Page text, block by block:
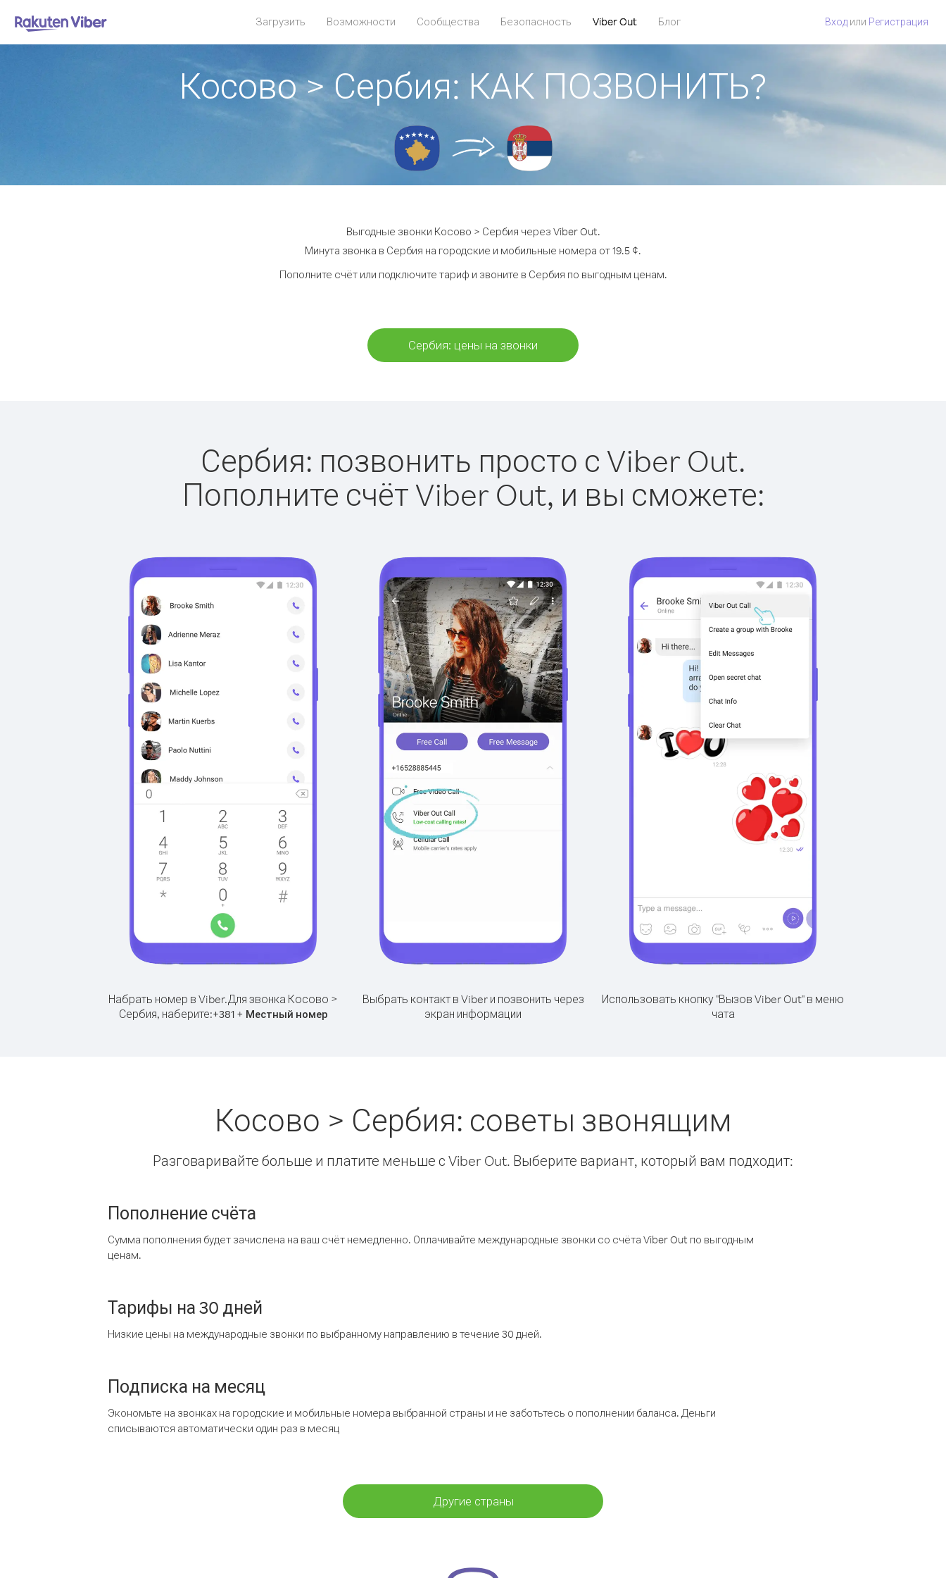
Загрузить Возможности Сообщества Безопасность Viber Out Блог Вход или Регистрация
Косово > Сербия: КАК ПОЗВОНИТЬ?
Выгодные звонки Косово > Сербия через Viber Out.
Минута звонка в Сербия на городские и мобильные номера от 19.5 ¢.
Пополните счёт или подключите тариф и звоните в Сербия по выгодным ценам.
Сербия: цены на звонки
Сербия: позвонить просто с Viber Out.
Пополните счёт Viber Out, и вы сможете:
Набрать номер в Viber.Для звонка Косово >
Сербия, наберите:+381+ Местный номер
Выбрать контакт в Viber и позвонить через
экран информации
Использовать кнопку "Вызов Viber Out" в меню
чата
Косово > Сербия: советы звонящим
Разговаривайте больше и платите меньше с Viber Out. Выберите вариант, который вам подходит:
Пополнение счёта
Сумма пополнения будет зачислена на ваш счёт немедленно. Оплачивайте международные звонки со счёта Viber Out по выгодным
ценам.
Тарифы на 30 дней
Низкие цены на международные звонки по выбранному направлению в течение 30 дней.
Подписка на месяц
Экономьте на звонках на городские и мобильные номера выбранной страны и не заботьтесь о пополнении баланса. Деньги
списываются автоматически один раз в месяц
Другие страны